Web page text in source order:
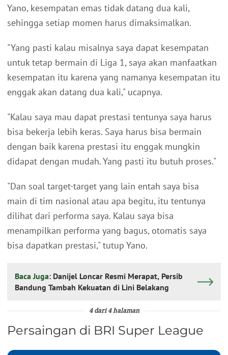
Yano, kesempatan emas tidak datang dua kali,
sehingga setiap momen harus dimaksimalkan.
"Yang pasti kalau misalnya saya dapat kesempatan
untuk tetap bermain di Liga 1, saya akan manfaatkan
kesempatan itu karena yang namanya kesempatan itu
enggak akan datang dua kali," ucapnya.
"Kalau saya mau dapat prestasi tentunya saya harus
bisa bekerja lebih keras. Saya harus bisa bermain
dengan baik karena prestasi itu enggak mungkin
didapat dengan mudah. Yang pasti itu butuh proses."
"Dan soal target-target yang lain entah saya bisa
main di tim nasional atau apa begitu, itu tentunya
dilihat dari performa saya. Kalau saya bisa
menampilkan performa yang bagus, otomatis saya
bisa dapatkan prestasi," tutup Yano.
Baca Juga: Danijel Loncar Resmi Merapat, Persib
Bandung Tambah Kekuatan di Lini Belakang
4 dari 4 halaman
Persaingan di BRI Super League